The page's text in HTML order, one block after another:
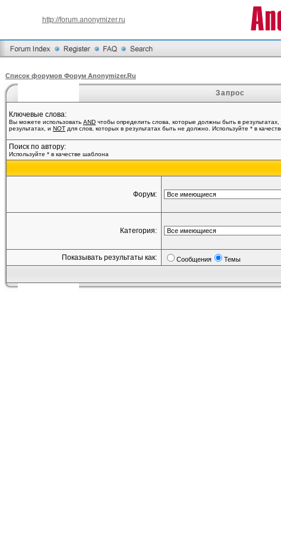
http://forum.anonymizer.ru
Список форумов Форум Anonymizer.Ru
Запрос
Ключевые слова:
Вы можете использовать AND чтобы определить слова, которые должны быть в результатах,
результатах, и NOT для слов, которых в результатах быть не должно. Используйте * в
Поиск по автору:
Используйте * в качестве шаблона
Форум:
Категория:
Показывать результаты как: Сообщения Темы